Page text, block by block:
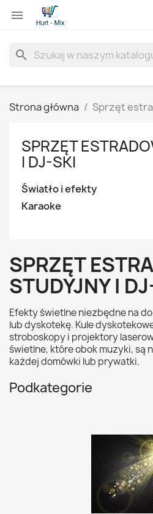

search
Strona główna Sprzęt
SPRZĘT
I DJ-SKI
Światło i efekty
Karaoke
SPRZĘT
STUDYJNY I
Efekty świetlne niezbędne na
lub dyskotekę. Kule
stroboskopy i projektory
świetlne, które obok muzyki, są
każdej domówki lub prywatki.
Podkategorie